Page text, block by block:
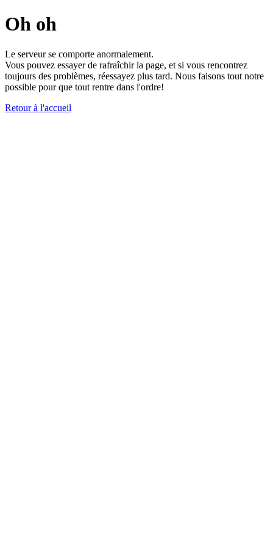
Oh oh
Le serveur se comporte anormalement.
Vous pouvez essayer de rafraîchir la page, et si vous rencontrez
toujours des problèmes, réessayez plus tard. Nous faisons tout notre
possible pour que tout rentre dans l'ordre!
Retour à l'accueil